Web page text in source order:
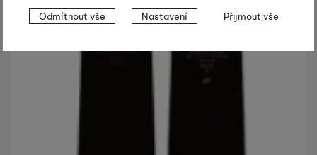
Nastavení souhlasů s kategoriemi
cookies
Technické
Odmítnout vše Nastavení Přijmout vše